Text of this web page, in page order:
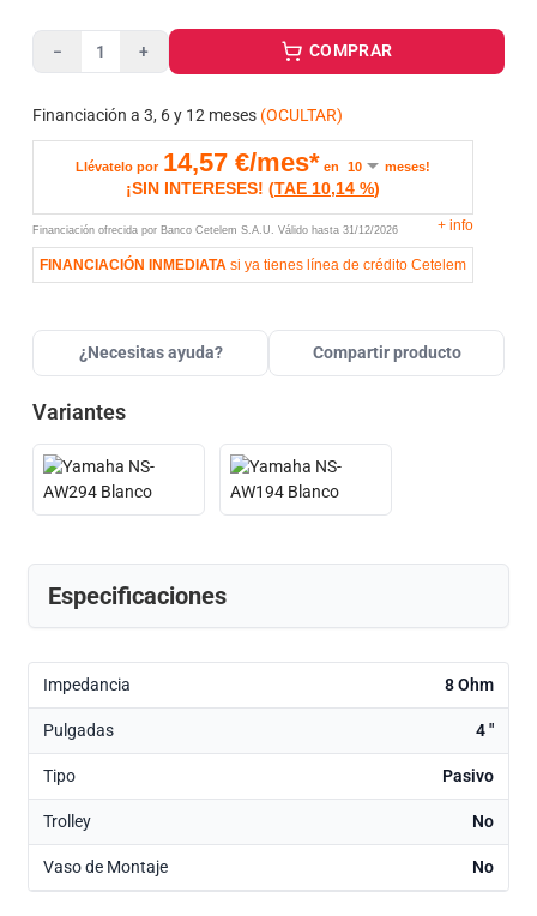
− + COMPRAR
Financiación a 3, 6 y 12 meses (OCULTAR)
Llévatelo por 14,57 €/mes* en meses!
¡SIN INTERESES! (TAE 10,14 %)
Financiación ofrecida por Banco Cetelem S.A.U. Válido hasta 31/12/2026 + info
FINANCIACIÓN INMEDIATA si ya tienes línea de crédito Cetelem
¿Necesitas ayuda? Compartir producto
Variantes
Especificaciones
Impedancia 8 Ohm
Pulgadas 4 "
Tipo Pasivo
Trolley No
Vaso de Montaje No